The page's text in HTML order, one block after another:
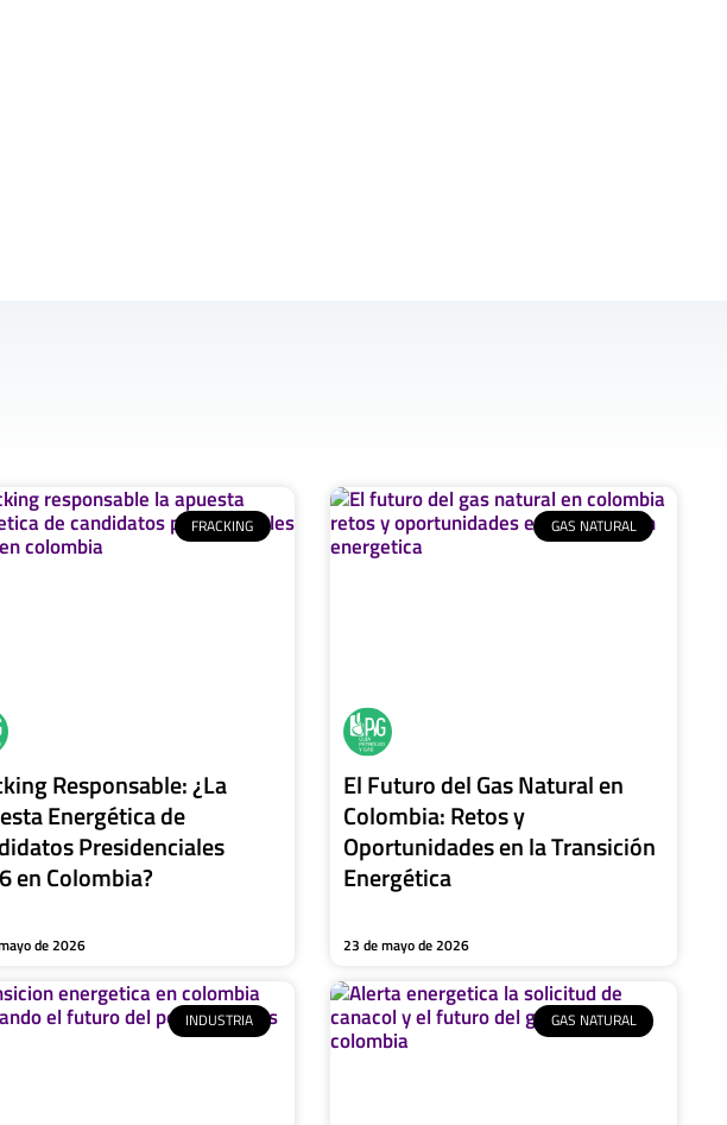
FRACKING
Responsable: ¿La
Energética de
Presidenciales
en Colombia?
de 2026
GAS NATURAL
El Futuro del Gas Natural en
Colombia: Retos y
Oportunidades en la Transición
Energética
23 de mayo de 2026
INDUSTRIA GAS NATURAL